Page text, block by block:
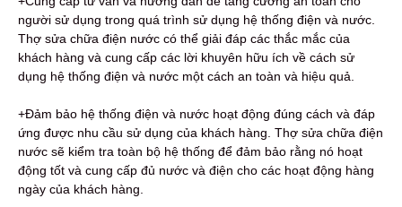
người sử dụng trong quá trình sử dụng hệ thống điện và nước.
Thợ sửa chữa điện nước có thể giải đáp các thắc mắc của
khách hàng và cung cấp các lời khuyên hữu ích về cách sử
dụng hệ thống điện và nước một cách an toàn và hiệu quả.
+Đảm bảo hệ thống điện và nước hoạt động đúng cách và đáp
ứng được nhu cầu sử dụng của khách hàng. Thợ sửa chữa điện
nước sẽ kiểm tra toàn bộ hệ thống để đảm bảo rằng nó hoạt
động tốt và cung cấp đủ nước và điện cho các hoạt động hàng
ngày của khách hàng.